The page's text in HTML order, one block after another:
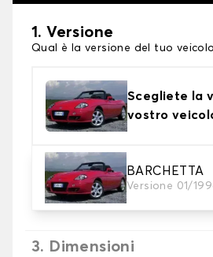
1. Versione
Qual è la versione del tuo
Scegliete la
vostro
BARCHETTA
Versione 01/
2. Finitura a calza
Scegli le calze da neve adatte
3. Dimensioni